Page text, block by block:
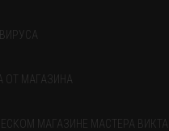
ОТ МАГАЗИНА
МАГАЗИНЕ МАСТЕРА ВИКТАН